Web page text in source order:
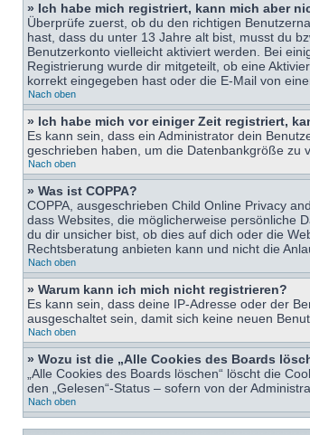
» Ich habe mich registriert, kann mich aber
Überprüfe zuerst, ob du den richtigen
hast, dass du unter 13 Jahre alt bist, musst du
Benutzerkonto vielleicht aktiviert werden. Bei
Registrierung wurde dir mitgeteilt, ob eine
korrekt eingegeben hast oder die E-Mail von
Nach oben
» Ich habe mich vor einiger Zeit registriert,
Es kann sein, dass ein Administrator dein
geschrieben haben, um die Datenbankgröße zu
Nach oben
» Was ist COPPA?
COPPA, ausgeschrieben Child Online Privacy
dass Websites, die möglicherweise persönliche
du dir unsicher bist, ob dies auf dich oder die
Rechtsberatung anbieten kann und nicht die
Nach oben
» Warum kann ich mich nicht registrieren?
Es kann sein, dass deine IP-Adresse oder der
ausgeschaltet sein, damit sich keine neuen
Nach oben
» Wozu ist die „Alle Cookies des Boards
„Alle Cookies des Boards löschen“ löscht die
den „Gelesen“-Status – sofern von der
Nach oben